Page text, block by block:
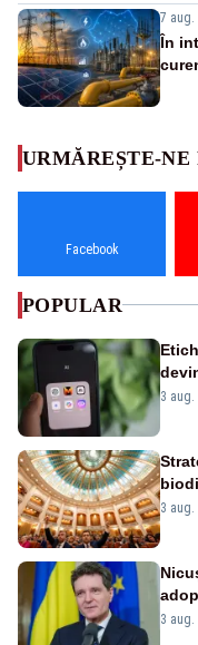
7 aug.
În
URMĂREȘTE-NE
Facebook
POPULAR
3 aug.
3 aug.
3 aug.